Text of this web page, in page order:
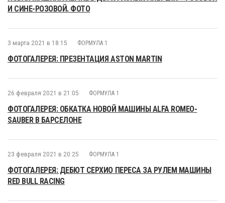
И СИНЕ-РОЗОВОЙ. ФОТО
3 марта 2021 в 18:15 ФОРМУЛА 1
ФОТОГАЛЕРЕЯ: ПРЕЗЕНТАЦИЯ ASTON MARTIN
26 февраля 2021 в 21:05 ФОРМУЛА 1
ФОТОГАЛЕРЕЯ: ОБКАТКА НОВОЙ МАШИНЫ ALFA ROMEO-
SAUBER В БАРСЕЛОНЕ
23 февраля 2021 в 20:25 ФОРМУЛА 1
ФОТОГАЛЕРЕЯ: ДЕБЮТ СЕРХИО ПЕРЕСА ЗА РУЛЕМ МАШИНЫ
RED BULL RACING